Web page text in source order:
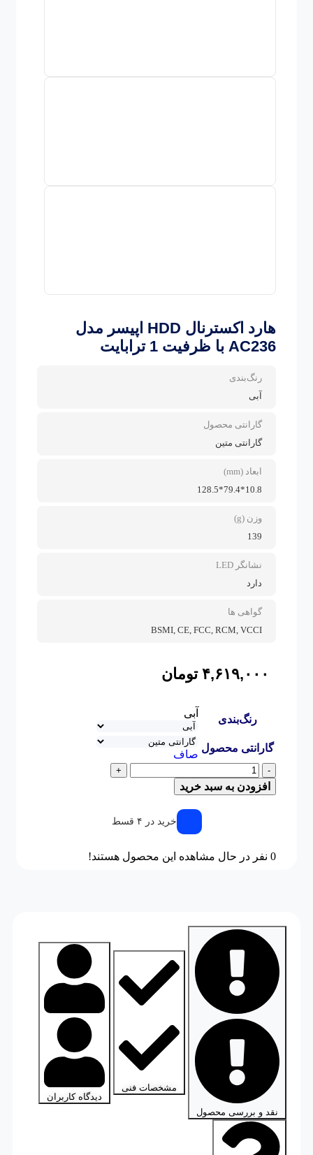
هارد اکسترنال HDD اپیسر مدل
AC236 با ظرفیت 1 ترابایت
رنگ‌بندی
آبی
گارانتی محصول
گارانتی متین
ابعاد (mm)
10.8*79.4*128.5
وزن (g)
139
نشانگر LED
دارد
گواهی ها
BSMI, CE, FCC, RCM, VCCI
۴,۶۱۹,۰۰۰ تومان
رنگ‌بندی
آبی
گارانتی محصول
صاف
-
+
افزودن به سبد خرید
خرید در ۴ قسط
0 نفر در حال مشاهده این محصول هستند!
نقد و بررسی محصول
مشخصات فنی
دیدگاه کاربران